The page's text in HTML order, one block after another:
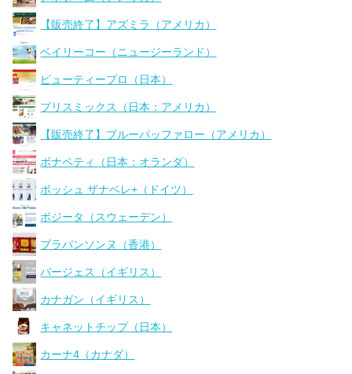
【販売終了】アズミラ（アメリカ）
ベイリーコー（ニュージーランド）
ビューティープロ（日本）
ブリスミックス（日本：アメリカ）
【販売終了】ブルーバッファロー（アメリカ）
ボナペティ（日本：オランダ）
ボッシュ ザナベレ+（ドイツ）
ボジータ（スウェーデン）
ブラバンソンヌ（香港）
バージェス（イギリス）
カナガン（イギリス）
キャネットチップ（日本）
カーナ4（カナダ）